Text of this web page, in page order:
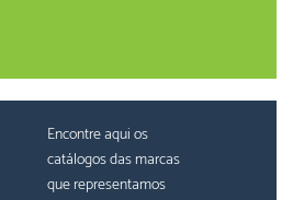
Encontre aqui os
catálogos das marcas
que representamos